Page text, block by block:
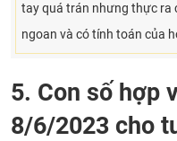
tay quá trán nhưng thực ra
ngoan và có tính toán của
5. Con số hợp
8/6/2023 cho